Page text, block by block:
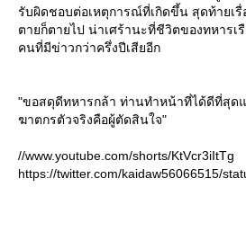
รับผิดชอบต่อเหตุการณ์ที่เกิดขึ้น สุดท้ายเรื่
ตายก็ตายไป น่าเศร้านะที่ชีวิตของทหารเ
คนที่มีข่าวกว่าครึ่งปีเสียอีก
"ขอสดุดีทหารกล้า ท่านทำหน้าที่ได้ดีที่สุด
ฆาตกรตัวจริงคือผู้ตัดสินใจ"
//www.youtube.com/shorts/KtVcr3iItTg
https://twitter.com/kaidaw56066515/